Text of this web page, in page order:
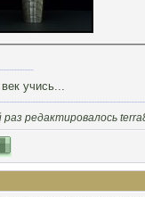
учись...
раз редактировалось